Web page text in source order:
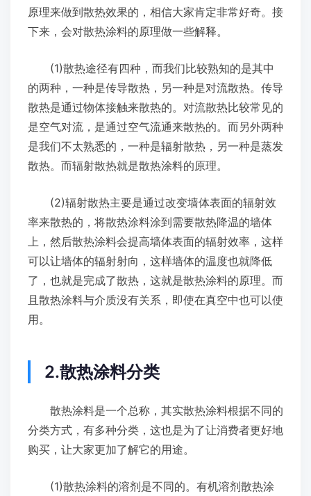
原理来做到散热效果的，相信大家肯定非常好奇。接
下来，会对散热涂料的原理做一些解释。
(1)散热途径有四种，而我们比较熟知的是其中
的两种，一种是传导散热，另一种是对流散热。传导
散热是通过物体接触来散热的。对流散热比较常见的
是空气对流，是通过空气流通来散热的。而另外两种
是我们不太熟悉的，一种是辐射散热，另一种是蒸发
散热。而辐射散热就是散热涂料的原理。
(2)辐射散热主要是通过改变墙体表面的辐射效
率来散热的，将散热涂料涂到需要散热降温的墙体
上，然后散热涂料会提高墙体表面的辐射效率，这样
可以让墙体的辐射射向，这样墙体的温度也就降低
了，也就是完成了散热，这就是散热涂料的原理。而
且散热涂料与介质没有关系，即使在真空中也可以使
用。
2.散热涂料分类
散热涂料是一个总称，其实散热涂料根据不同的
分类方式，有多种分类，这也是为了让消费者更好地
购买，让大家更加了解它的用途。
(1)散热涂料的溶剂是不同的。有机溶剂散热涂